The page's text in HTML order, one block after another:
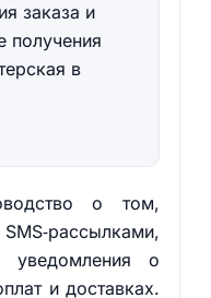
заказа и
получения
в
о том,
уведомления о
и доставках.